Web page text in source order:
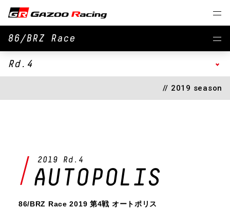
86/BRZ Race
// 2019 season
Rd.4
2019 Rd.4
AUTOPOLIS
86/BRZ Race 2019 第4戦 オートポリス